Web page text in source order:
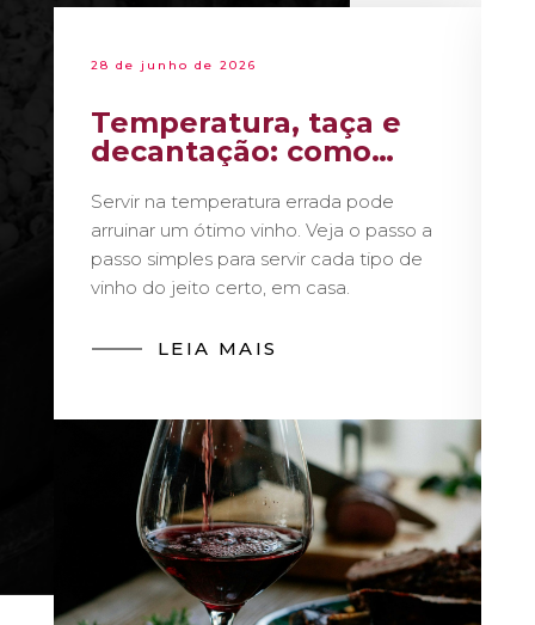
28 de junho de 2026
Temperatura, taça e
decantação: como
sommelier
Servir na temperatura errada pode
arruinar um ótimo vinho. Veja o passo a
passo simples para servir cada tipo de
vinho do jeito certo, em casa.
LEIA MAIS